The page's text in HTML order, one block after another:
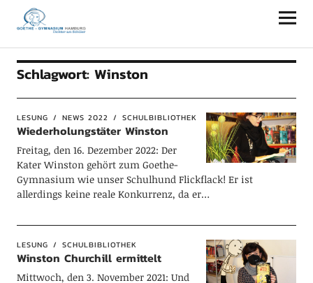
Goethe-Gymnasium Hamburg
Schlagwort: Winston
LESUNG NEWS 2022 SCHULBIBLIOTHEK
Wiederholungstäter Winston
Freitag, den 16. Dezember 2022: Der
Kater Winston gehört zum Goethe-
Gymnasium wie unser Schulhund Flickflack! Er ist
allerdings keine reale Konkurrenz, da er…
LESUNG SCHULBIBLIOTHEK
Winston Churchill ermittelt
Mittwoch, den 3. November 2021: Und